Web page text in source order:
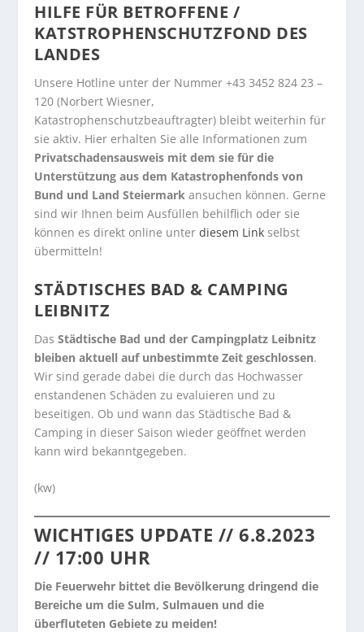
HILFE FÜR BETROFFENE /
KATSTROPHENSCHUTZFOND DES
LANDES
Unsere Hotline unter der Nummer +43 3452 824 23 –
120 (Norbert Wiesner,
Katastrophenschutzbeauftragter) bleibt weiterhin für
sie aktiv. Hier erhalten Sie alle Informationen zum
Privatschadensausweis mit dem sie für die
Unterstützung aus dem Katastrophenfonds von
Bund und Land Steiermark ansuchen können. Gerne
sind wir Ihnen beim Ausfüllen behilflich oder sie
können es direkt online unterdiesem Link selbst
übermitteln!
STÄDTISCHES BAD & CAMPING
LEIBNITZ
DasStädtische Bad und der Campingplatz Leibnitz
bleiben aktuell auf unbestimmte Zeit geschlossen.
Wir sind gerade dabei die durch das Hochwasser
enstandenen Schäden zu evaluieren und zu
beseitigen. Ob und wann das Städtische Bad &
Camping in dieser Saison wieder geöffnet werden
kann wird bekanntgegeben.
(kw)
WICHTIGES UPDATE // 6.8.2023
// 17:00 UHR
Die Feuerwehr bittet die Bevölkerung dringend die
Bereiche um die Sulm, Sulmauen und die
überfluteten Gebiete zu meiden!